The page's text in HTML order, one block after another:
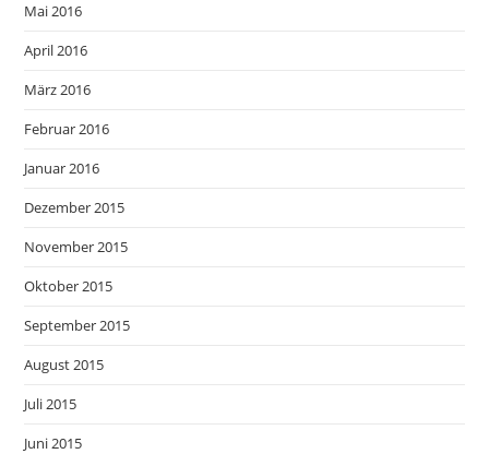
Mai 2016
April 2016
März 2016
Februar 2016
Januar 2016
Dezember 2015
November 2015
Oktober 2015
September 2015
August 2015
Juli 2015
Juni 2015